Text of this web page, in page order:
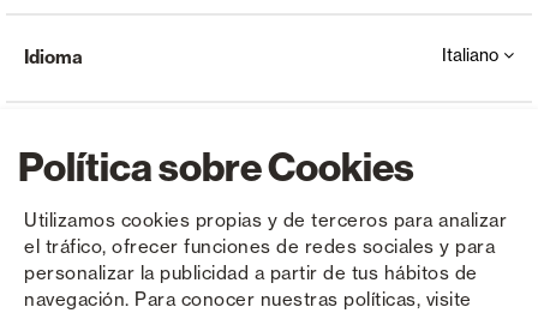
Política sobre Cookies
Utilizamos cookies propias y de terceros para analizar
el tráfico, ofrecer funciones de redes sociales y para
personalizar la publicidad a partir de tus hábitos de
navegación. Para conocer nuestras políticas, visite
Copyright © Saxun 2023 - 2026 politica sulla riservatezza Avviso legale Cookies
Idioma Italiano